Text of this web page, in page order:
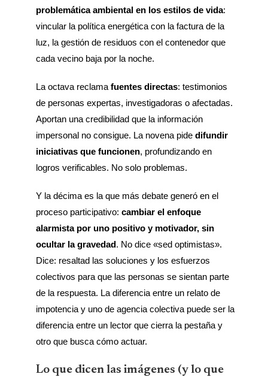
problemática ambiental en los estilos de vida:
vincular la política energética con la factura de la
luz, la gestión de residuos con el contenedor que
cada vecino baja por la noche.
La octava reclama fuentes directas: testimonios
de personas expertas, investigadoras o afectadas.
Aportan una credibilidad que la información
impersonal no consigue. La novena pide difundir
iniciativas que funcionen, profundizando en
logros verificables. No solo problemas.
Y la décima es la que más debate generó en el
proceso participativo: cambiar el enfoque
alarmista por uno positivo y motivador, sin
ocultar la gravedad. No dice «sed optimistas».
Dice: resaltad las soluciones y los esfuerzos
colectivos para que las personas se sientan parte
de la respuesta. La diferencia entre un relato de
impotencia y uno de agencia colectiva puede ser la
diferencia entre un lector que cierra la pestaña y
otro que busca cómo actuar.
Lo que dicen las imágenes (y lo que